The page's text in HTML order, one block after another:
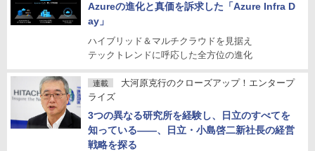
Azureの進化と真価を訴求した「Azure Infra D
ay」
ハイブリッド＆マルチクラウドを見据え
テックトレンドに呼応した全方位の進化
連載
大河原克行のクローズアップ！エンタープ
ライズ
3つの異なる研究所を経験し、日立のすべてを
知っている――、日立・小島啓二新社長の経営
戦略を探る